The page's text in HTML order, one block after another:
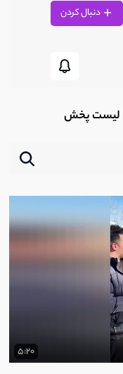
دنبال کردن
لیست پخش‌
5:20